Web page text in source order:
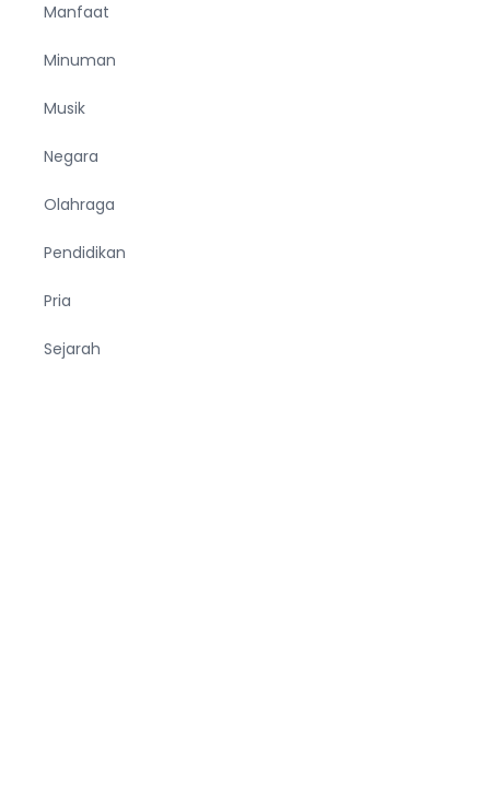
Manfaat
Minuman
Musik
Negara
Olahraga
Pendidikan
Pria
Sejarah